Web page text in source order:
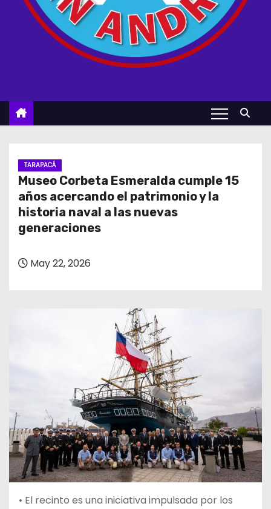
TARAPACÁ
Museo Corbeta Esmeralda cumple 15
años acercando el patrimonio y la
historia naval a las nuevas
generaciones
May 22, 2026
• El recinto es una iniciativa impulsada por los